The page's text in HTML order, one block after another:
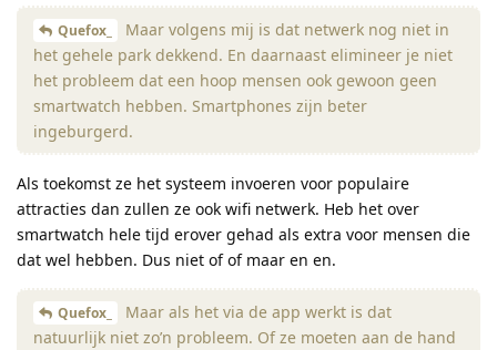
Quefox_
Maar volgens mij is dat netwerk nog niet in
het gehele park dekkend. En daarnaast elimineer je niet
het probleem dat een hoop mensen ook gewoon geen
smartwatch hebben. Smartphones zijn beter
ingeburgerd.
Als toekomst ze het systeem invoeren voor populaire
attracties dan zullen ze ook wifi netwerk. Heb het over
smartwatch hele tijd erover gehad als extra voor mensen die
dat wel hebben. Dus niet of of maar en en.
Quefox_
Maar als het via de app werkt is dat
natuurlijk niet zo’n probleem. Of ze moeten aan de hand